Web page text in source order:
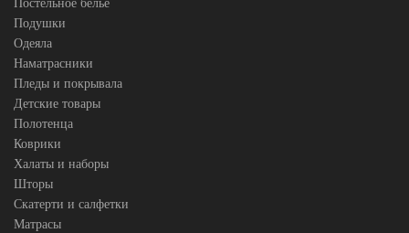
Подушки
Одеяла
Наматрасники
Пледы и покрывала
Детские товары
Полотенца
Коврики
Халаты и наборы
Шторы
Скатерти и салфетки
Матрасы